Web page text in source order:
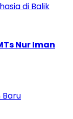
di Balik
Nur Iman